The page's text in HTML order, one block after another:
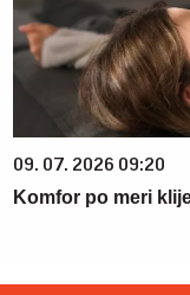
09. 07. 2026 09:20
Komfor po meri